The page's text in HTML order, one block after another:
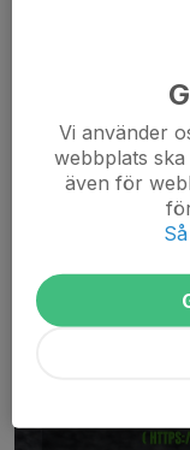
Vi använder
webbplats
även för